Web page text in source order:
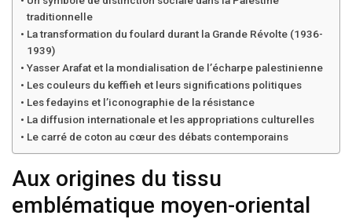
traditionnelle
La transformation du foulard durant la Grande Révolte (1936-
1939)
Yasser Arafat et la mondialisation de l’écharpe palestinienne
Les couleurs du keffieh et leurs significations politiques
Les fedayins et l’iconographie de la résistance
La diffusion internationale et les appropriations culturelles
Le carré de coton au cœur des débats contemporains
Aux origines du tissu
emblématique moyen-oriental